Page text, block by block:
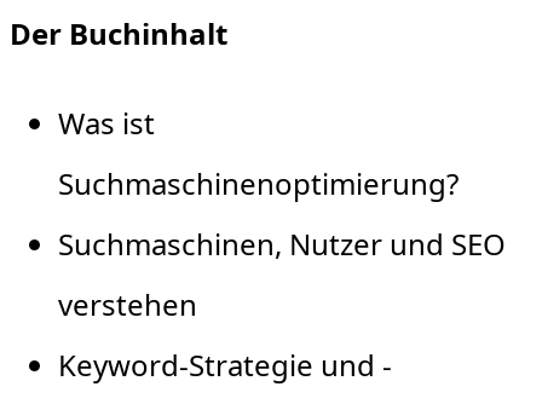
Der Buchinhalt
Was ist
Suchmaschinenoptimierung?
Suchmaschinen, Nutzer und SEO
verstehen
Keyword-Strategie und -